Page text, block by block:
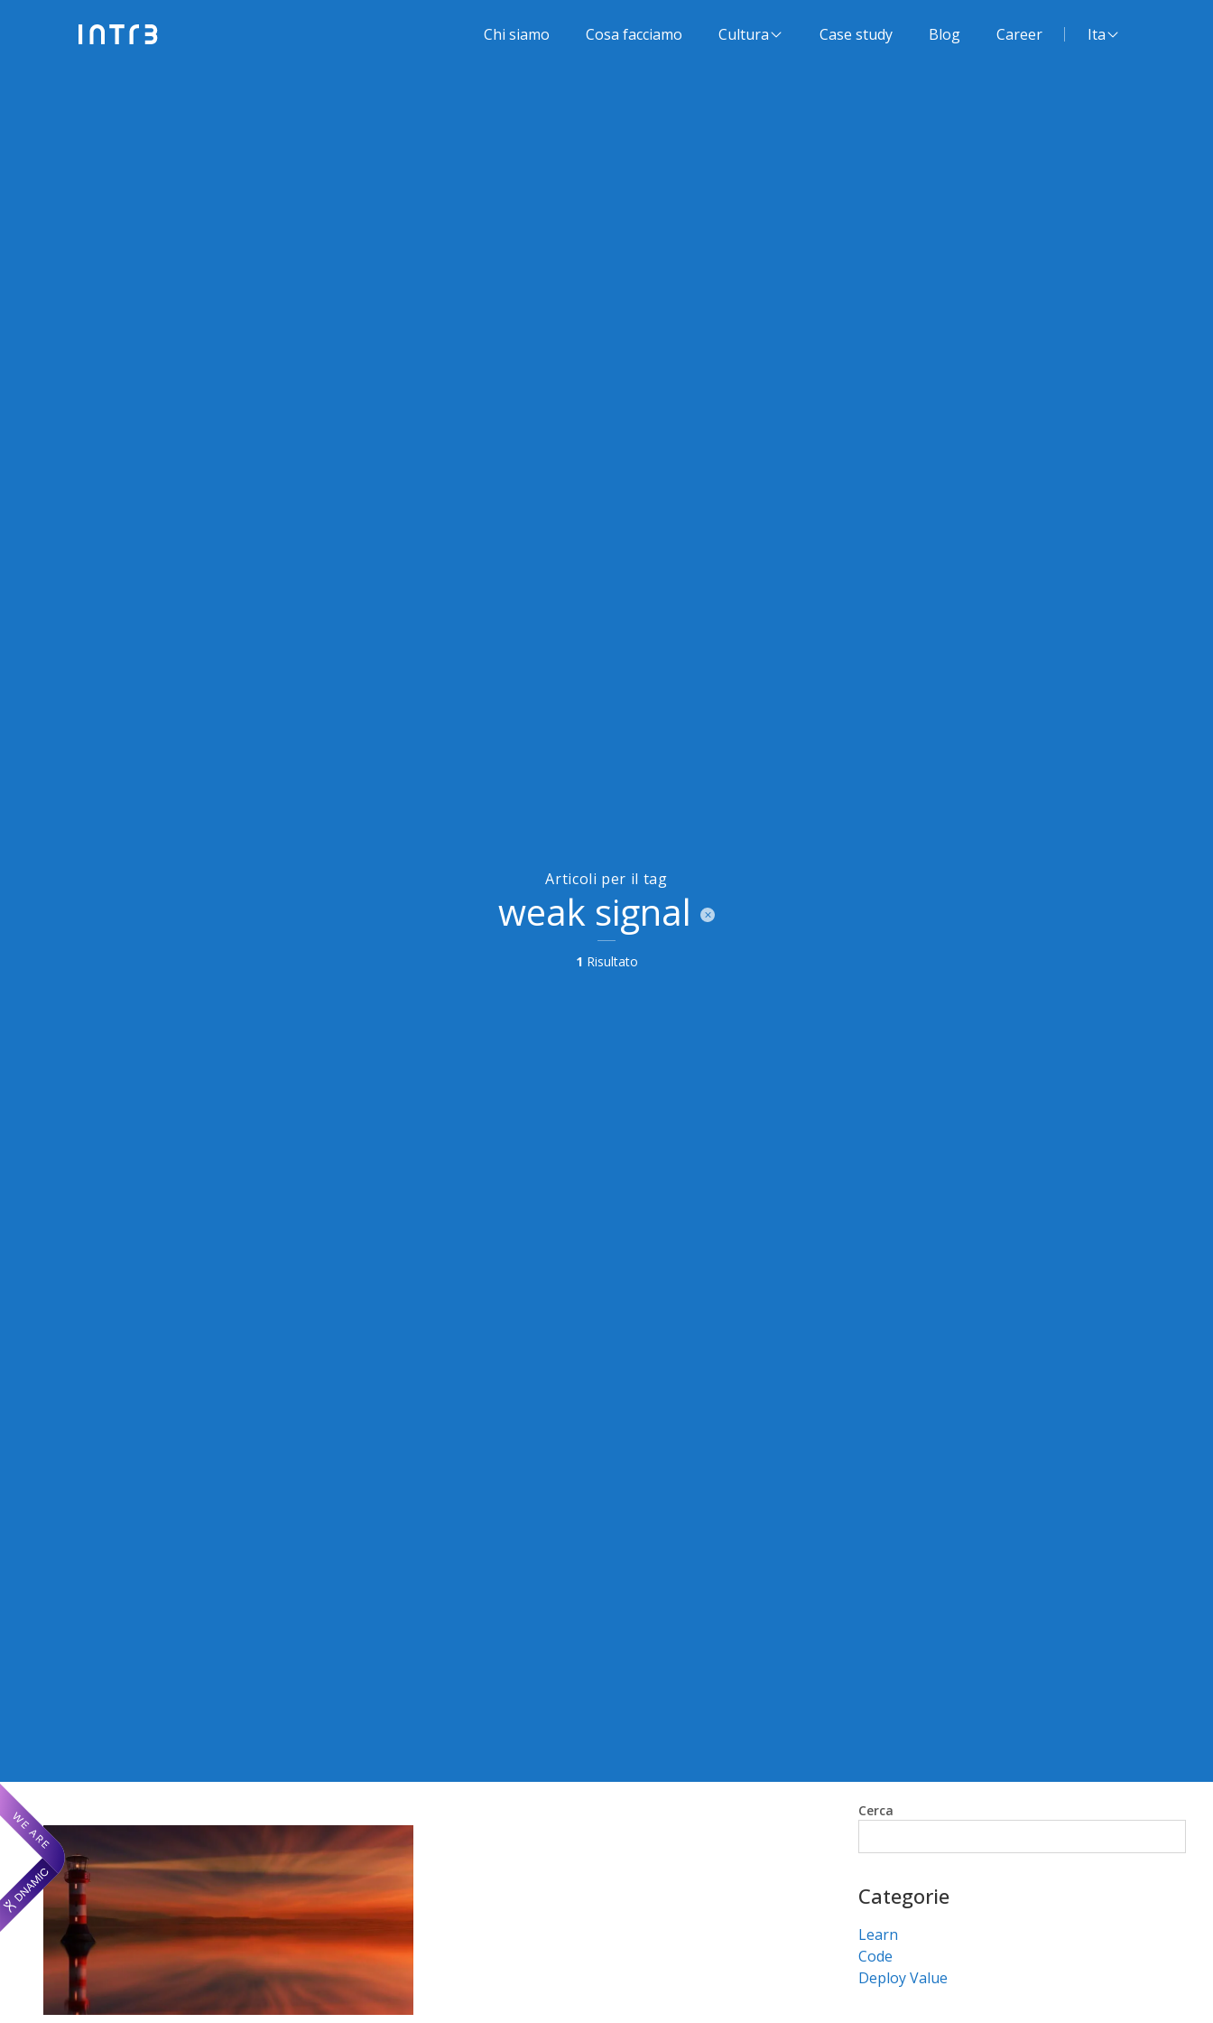
Chi siamo Cosa facciamo Cultura Case study Blog Career Lingua del sito:
Ita
Articoli per il tag
weak signal
1 Risultato
Cerca
Categorie
Learn
Code
Deploy Value